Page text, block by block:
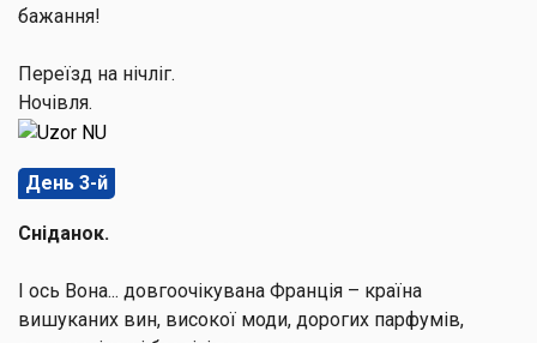
бажання!
Переїзд на нічліг.
Ночівля.
День 3-й
Сніданок.
І ось Вона... довгоочікувана Франція – країна
вишуканих вин, високої моди, дорогих парфумів,